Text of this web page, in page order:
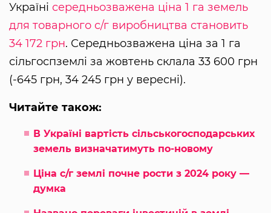
Україні середньозважена ціна 1 га земель
для товарного с/г виробництва становить
34 172 грн. Середньозважена ціна за 1 га
сільгоспземлі за жовтень склала 33 600 грн
(-645 грн, 34 245 грн у вересні).
Читайте також:
В Україні вартість сільськогосподарських
земель визначатимуть по-новому
Ціна с/г землі почне рости з 2024 року —
думка